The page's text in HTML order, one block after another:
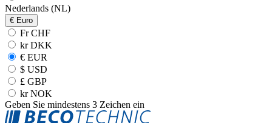
Nederlands (NL)
€ Euro
Fr CHF
kr DKK
€ EUR
$ USD
£ GBP
kr NOK
Geben Sie mindestens 3 Zeichen ein